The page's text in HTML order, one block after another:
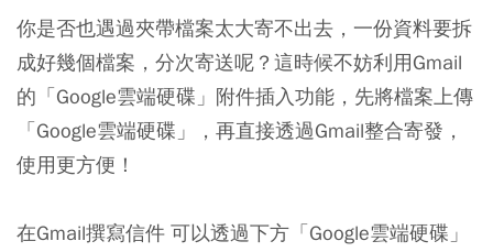
你是否也遇過夾帶檔案太大寄不出去，一份資料要拆
成好幾個檔案，分次寄送呢？這時候不妨利用Gmail
的「Google雲端硬碟」附件插入功能，先將檔案上傳
「Google雲端硬碟」，再直接透過Gmail整合寄發，
使用更方便！
在Gmail撰寫信件 可以透過下方「Google雲端硬碟」